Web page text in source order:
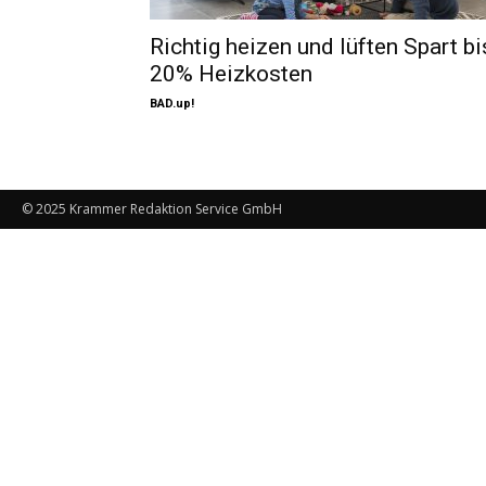
Richtig heizen und lüften Spart
20% Heizkosten
BAD.up!
© 2025 Krammer Redaktion Service GmbH